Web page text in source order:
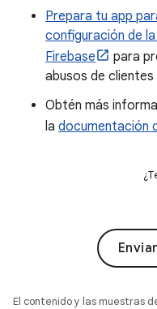
Prepara tu app
configuración de
Firebase
para
abusos de
Obtén más
la documentación
El contenido y las muestras